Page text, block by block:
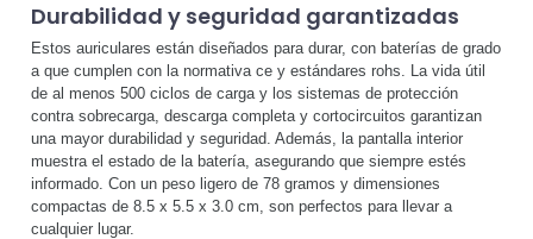
Durabilidad y seguridad garantizadas
Estos auriculares están diseñados para durar, con baterías de grado
a que cumplen con la normativa ce y estándares rohs. La vida útil
de al menos 500 ciclos de carga y los sistemas de protección
contra sobrecarga, descarga completa y cortocircuitos garantizan
una mayor durabilidad y seguridad. Además, la pantalla interior
muestra el estado de la batería, asegurando que siempre estés
informado. Con un peso ligero de 78 gramos y dimensiones
compactas de 8.5 x 5.5 x 3.0 cm, son perfectos para llevar a
cualquier lugar.